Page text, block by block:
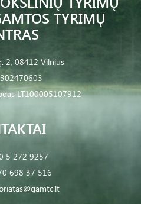
TYRIMŲ
2, 08412 Vilnius
LT100005107912
5 272 9257
698 37 516